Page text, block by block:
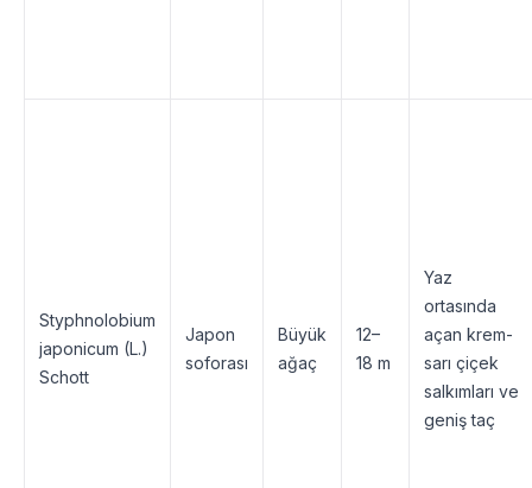
Styphnolobium
japonicum (L.)
Schott
Japon
soforası
Büyük
ağaç
12–
18 m
Yaz
ortasında
açan krem-
sarı çiçek
salkımları ve
geniş taç